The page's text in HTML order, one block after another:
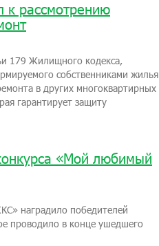
к рассмотрению
179 Жилищного кодекса,
собственниками жилья
в других многоквартирных
гарантирует защиту
«Мой любимый
наградило победителей
проводило в конце ушедшего